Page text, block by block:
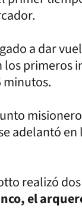
a dar
primeros
minutos.
adelantó
realizó
el